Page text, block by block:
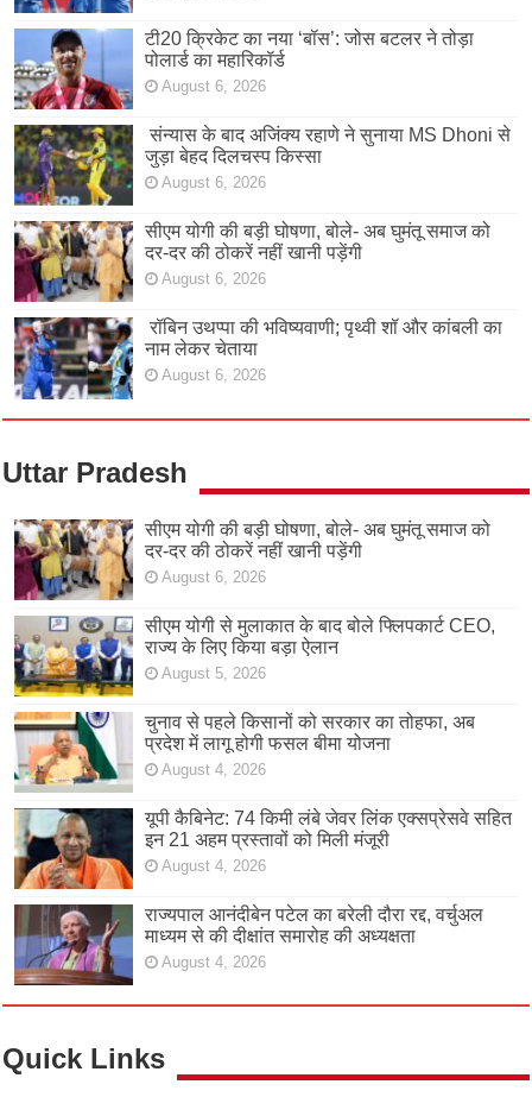
टी20 क्रिकेट का नया ‘बॉस’: जोस बटलर ने तोड़ा
पोलार्ड का महारिकॉर्ड
August 6, 2026
संन्यास के बाद अजिंक्‍य रहाणे ने सुनाया MS Dhoni से
जुड़ा बेहद दिलचस्प किस्सा
August 6, 2026
सीएम योगी की बड़ी घोषणा, बोले- अब घुमंतू समाज को
दर-दर की ठोकरें नहीं खानी पड़ेंगी
August 6, 2026
रॉबिन उथप्पा की भविष्यवाणी; पृथ्वी शॉ और कांबली का
नाम लेकर चेताया
August 6, 2026
Uttar Pradesh
सीएम योगी की बड़ी घोषणा, बोले- अब घुमंतू समाज को
दर-दर की ठोकरें नहीं खानी पड़ेंगी
August 6, 2026
सीएम योगी से मुलाकात के बाद बोले फ्लिपकार्ट CEO,
राज्य के लिए किया बड़ा ऐलान
August 5, 2026
चुनाव से पहले किसानों को सरकार का तोहफा, अब
प्रदेश में लागू होगी फसल बीमा योजना
August 4, 2026
यूपी कैबिनेट: 74 किमी लंबे जेवर लिंक एक्सप्रेसवे सहित
इन 21 अहम प्रस्तावों को मिली मंजूरी
August 4, 2026
राज्यपाल आनंदीबेन पटेल का बरेली दौरा रद्द, वर्चुअल
माध्यम से की दीक्षांत समारोह की अध्यक्षता
August 4, 2026
Quick Links